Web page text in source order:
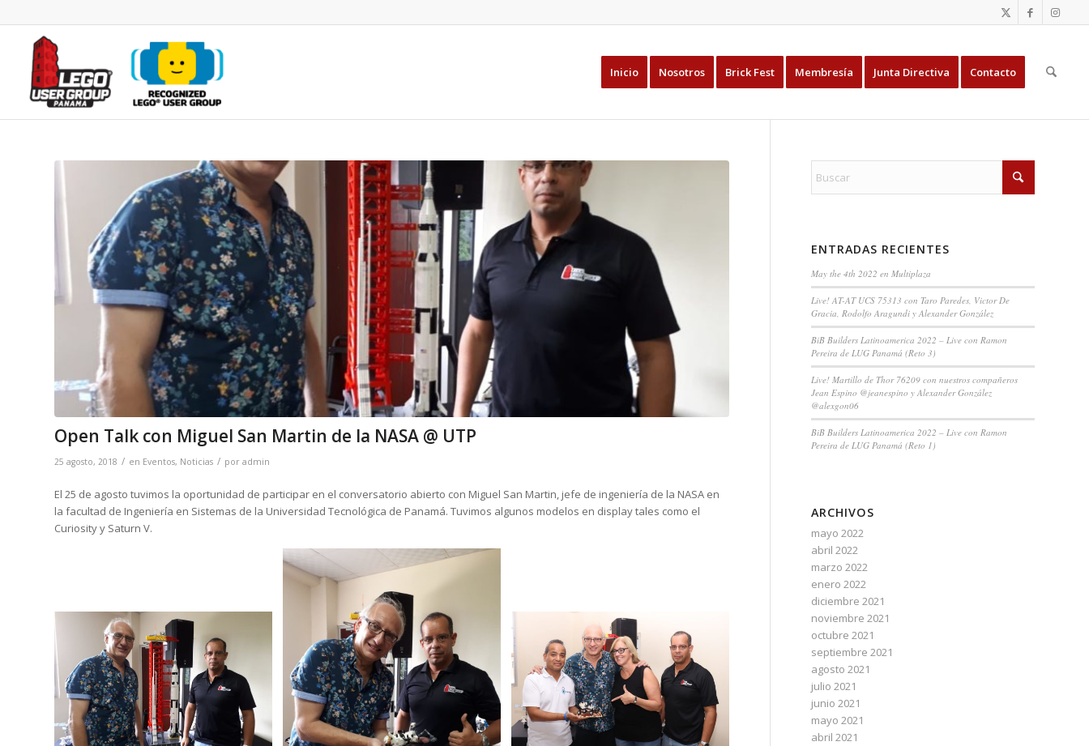
Inicio Nosotros Brick Fest Membresía Junta Directiva Contacto
Open Talk con Miguel San Martin de la NASA @ UTP
25 agosto, 2018 / en Eventos, Noticias / por admin
El 25 de agosto tuvimos la oportunidad de participar en el conversatorio abierto con Miguel San Martin, jefe de ingeniería de la NASA en
la facultad de Ingeniería en Sistemas de la Universidad Tecnológica de Panamá. Tuvimos algunos modelos en display tales como el
Curiosity y Saturn V.
ENTRADAS RECIENTES
May the 4th 2022 en Multiplaza
Live! AT-AT UCS 75313 con Taro Paredes, Victor De
Gracia, Rodolfo Aragundi y Alexander González
BiB Builders Latinoamerica 2022 – Live con Ramon
Pereira de LUG Panamá (Reto 3)
Live! Martillo de Thor 76209 con nuestros compañeros
Jean Espino @jeanespino y Alexander González
@alexgon06
BiB Builders Latinoamerica 2022 – Live con Ramon
Pereira de LUG Panamá (Reto 1)
ARCHIVOS
mayo 2022
abril 2022
marzo 2022
enero 2022
diciembre 2021
noviembre 2021
octubre 2021
septiembre 2021
agosto 2021
julio 2021
junio 2021
mayo 2021
abril 2021